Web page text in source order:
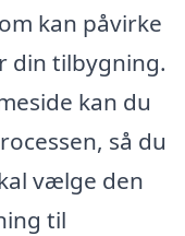
kan påvirke
din tilbygning.
kan du
så du
vælge den
til